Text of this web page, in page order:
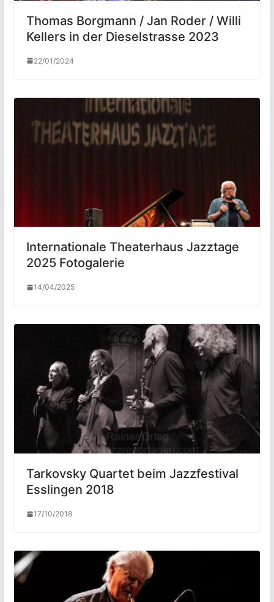
Thomas Borgmann / Jan Roder / Willi
Kellers in der Dieselstrasse 2023
22/01/2024
Internationale Theaterhaus Jazztage
2025 Fotogalerie
14/04/2025
Tarkovsky Quartet beim Jazzfestival
Esslingen 2018
17/10/2018